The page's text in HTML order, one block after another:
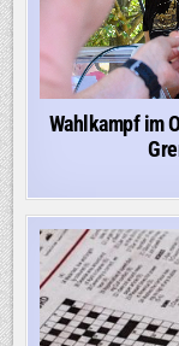
Wahlkampf im